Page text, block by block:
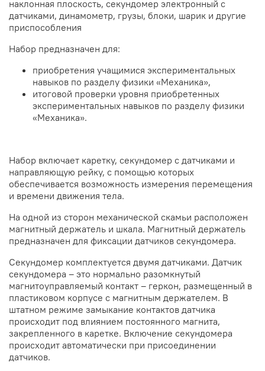
наклонная плоскость, секундомер электронный с
датчиками, динамометр, грузы, блоки, шарик и другие
приспособления
Набор предназначен для:
приобретения учащимися экспериментальных
навыков по разделу физики «Механика»,
итоговой проверки уровня приобретенных
экспериментальных навыков по разделу физики
«Механика».
Набор включает каретку, секундомер с датчиками и
направляющую рейку, с помощью которых
обеспечивается возможность измерения перемещения
и времени движения тела.
На одной из сторон механической скамьи расположен
магнитный держатель и шкала. Магнитный держатель
предназначен для фиксации датчиков секундомера.
Секундомер комплектуется двумя датчиками. Датчик
секундомера – это нормально разомкнутый
магнитоуправляемый контакт – геркон, размещенный в
пластиковом корпусе с магнитным держателем. В
штатном режиме замыкание контактов датчика
происходит под влиянием постоянного магнита,
закрепленного в каретке. Включение секундомера
происходит автоматически при присоединении
датчиков.